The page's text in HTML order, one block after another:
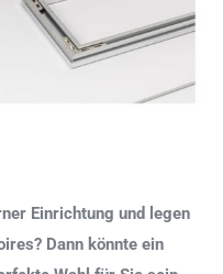
Einrichtung und legen
Dann könnte ein